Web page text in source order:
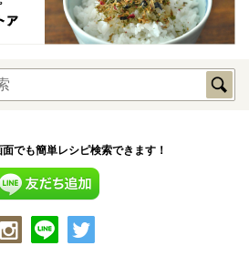
でも簡単レシピ検索できます！